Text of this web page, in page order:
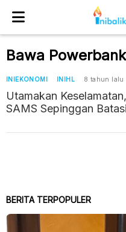
Bawa Powerbank
INIEKONOMI INIHL 8 tahun lalu
Utamakan
SAMS Sepinggan
BERITA TERPOPULER